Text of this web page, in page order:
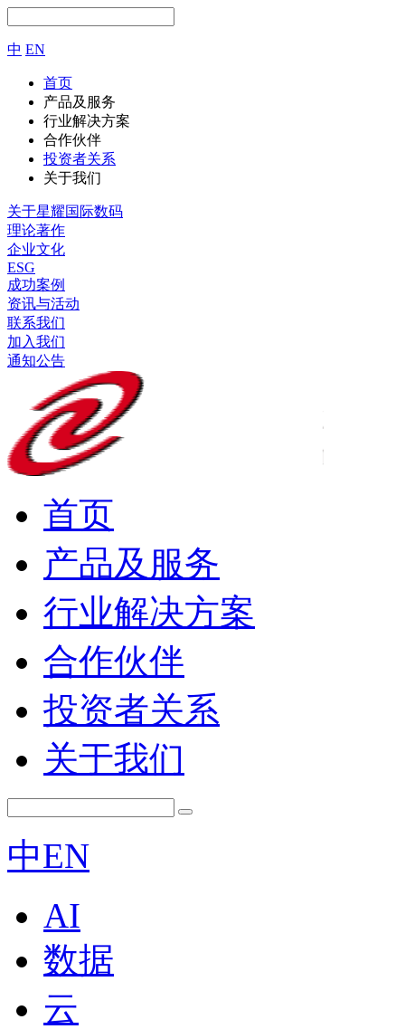
中 EN
首页
产品及服务
行业解决方案
合作伙伴
投资者关系
关于我们
关于星耀国际数码
理论著作
企业文化
ESG
成功案例
资讯与活动
联系我们
加入我们
通知公告
首页
产品及服务
行业解决方案
合作伙伴
投资者关系
关于我们
中EN
AI
数据
云